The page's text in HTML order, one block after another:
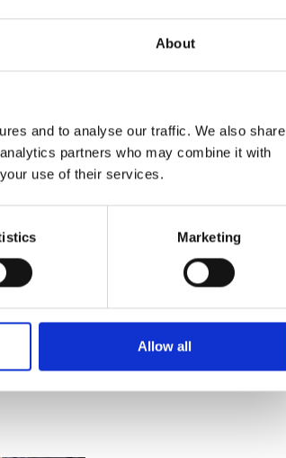
About
and to analyse our traffic. We also share
partners who may combine it with
use of their services.
Marketing
Allow all
postale
les entreprises de messagerie
courrier